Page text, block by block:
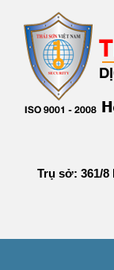
Trụ sở: 361/8